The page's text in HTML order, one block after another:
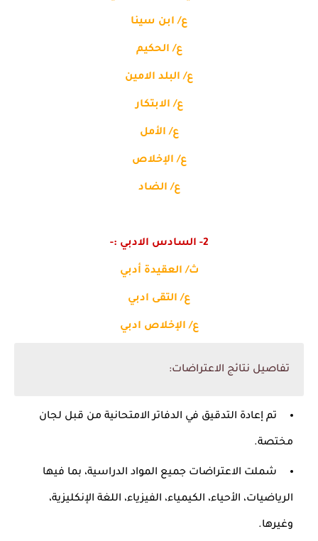
ع/ ابن سينا
ع/ الحكيم
ع/ البلد الامين
ع/ الابتكار
ع/ الأمل
ع/ الإخلاص
ع/ الضاد
2- السادس الادبي :-
ث/ العقيدة أدبي
ع/ التقى ادبي
ع/ الإخلاص ادبي
تفاصيل نتائج الاعتراضات:
تم إعادة التدقيق في الدفاتر الامتحانية من قبل لجان
مختصة.
شملت الاعتراضات جميع المواد الدراسية، بما فيها
الرياضيات، الأحياء، الكيمياء، الفيزياء، اللغة الإنكليزية،
وغيرها.